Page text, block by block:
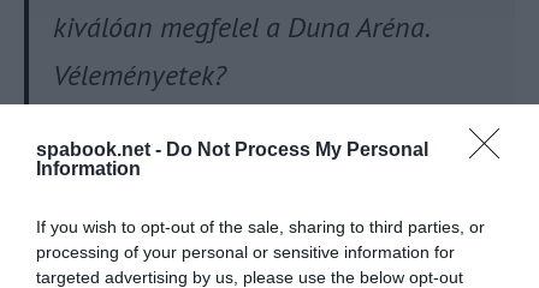
spabook.net - Do Not Process My Personal
Information
If you wish to opt-out of the sale, sharing to third parties, or
processing of your personal or sensitive information for
targeted advertising by us, please use the below opt-out
kiválóan megfelel a Duna Aréna.
Véleményetek?
A kommentek között szemezgetve ilyen
Semmiképp se fedjék le! A Dagály szabadtéri ötvenese
egyedülállóan különleges! Csak egy forró szauna házikó